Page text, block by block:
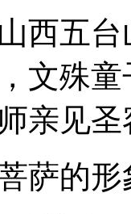
五台
文殊
亲见圣
萨的形